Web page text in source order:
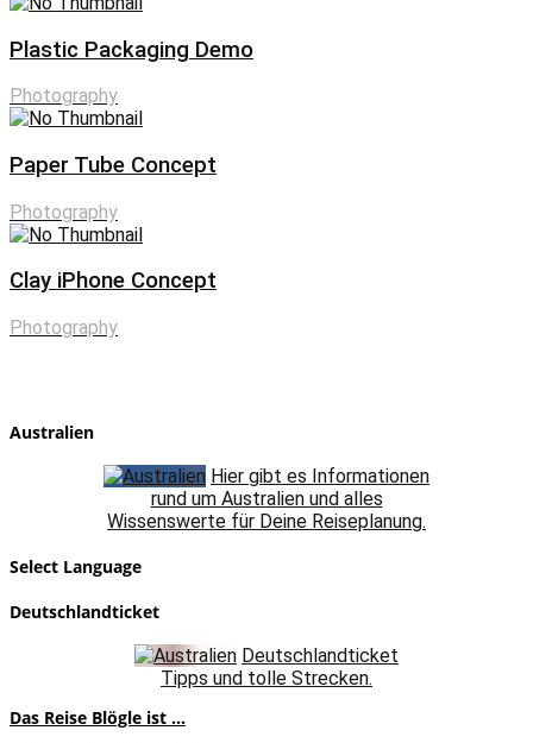
Plastic Packaging Demo
Photography
Paper Tube Concept
Photography
Clay iPhone Concept
Photography
Australien
Hier gibt es Informationen
rund um Australien und alles
Wissenswerte für Deine Reiseplanung.
Select Language
Deutschlandticket
Deutschlandticket
Tipps und tolle Strecken.
Das Reise Blögle ist ...